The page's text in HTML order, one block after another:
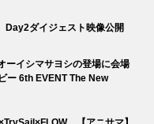
Day2ダイジェスト映像公開
ーイシマサヨシの登場に会場
ー 6th EVENT The New